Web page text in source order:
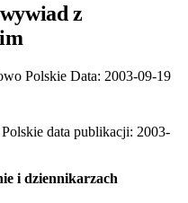
z
Polskie Data: 2003-09-19
data publikacji: 2003-
i dziennikarzach